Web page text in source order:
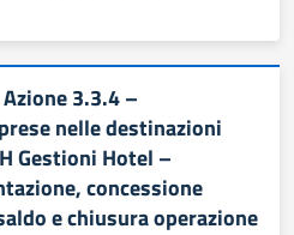
3.3.4 –
nelle destinazioni
Gestioni Hotel –
concessione
e chiusura operazione